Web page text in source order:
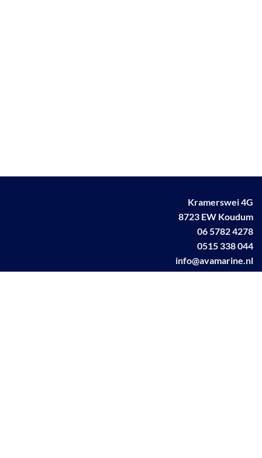
Kramerswei 4G
8723 EW Koudum
06 5782 4278
0515 338 044
info@avamarine.nl